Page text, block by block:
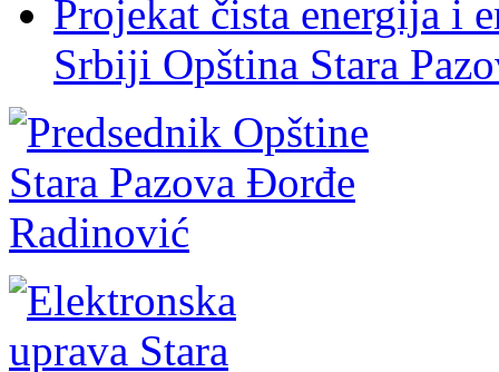
Projekat čista energija i
Srbiji Opština Stara